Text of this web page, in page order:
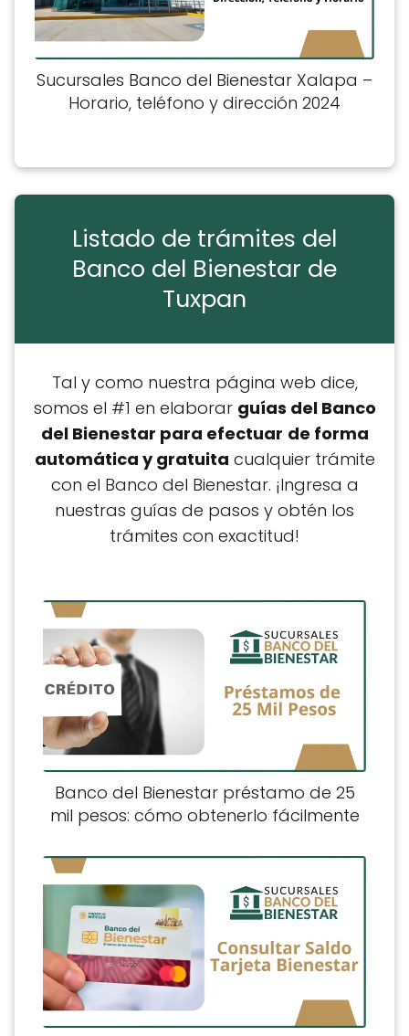
Sucursales Banco del Bienestar Xalapa –
Horario, teléfono y dirección 2024
Listado de trámites del
Banco del Bienestar de
Tuxpan
Tal y como nuestra página web dice,
somos el #1 en elaborar guías del Banco
del Bienestar para efectuar de forma
automática y gratuita cualquier trámite
con el Banco del Bienestar. ¡Ingresa a
nuestras guías de pasos y obtén los
trámites con exactitud!
Banco del Bienestar préstamo de 25
mil pesos: cómo obtenerlo fácilmente